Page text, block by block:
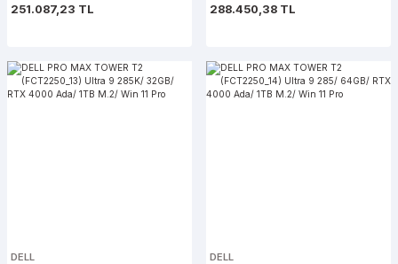
251.087,23 TL 288.450,38 TL
DELL
DELL